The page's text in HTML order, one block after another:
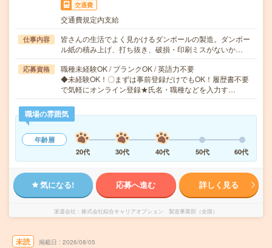
交通費
交通費規定内支給
仕事内容
皆さんの生活でよく見かけるダンボールの製造。ダンボー
ル紙の積み上げ、打ち抜き、破損・印刷ミスがないか…
応募資格
職種未経験OK / ブランクOK / 英語力不要
◆未経験OK！〇まずは事前登録だけでもOK！履歴書不要
で気軽にオンライン登録★氏名・職種などを入力す…
職場の雰囲気
年齢層
20代
30代 40代 50代 60代
気になる! 応募へ進む 詳しく見る
派遣会社 株式会社綜合キャリアオプション 製造事業部（全国）
未読 掲載日 2026/08/05